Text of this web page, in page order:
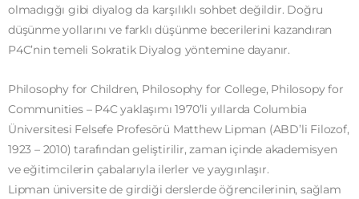
olmadıgğı gibi diyalog da karşılıklı sohbet değildir. Doğru
düşünme yollarını ve farklı düşünme becerilerini kazandıran
P4C’nin temeli Sokratik Diyalog yöntemine dayanır.
Philosophy for Children, Philosophy for College, Philosopy for
Communities – P4C yaklaşımı 1970’li yıllarda Columbia
Üniversitesi Felsefe Profesörü Matthew Lipman (ABD’li Filozof,
1923 – 2010) tarafından geliştirilir, zaman içinde akademisyen
ve eğitimcilerin çabalarıyla ilerler ve yaygınlaşır.
Lipman üniversite de girdiği derslerde öğrencilerinin, sağlam